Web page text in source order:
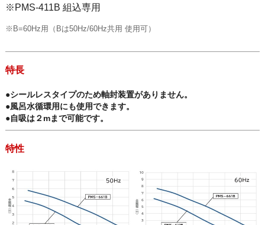
※PMS-411B 組込専用
※B=60Hz用（Bは50Hz/60Hz共用 使用可）
特長
●シールレスタイプのため軸封装置がありません。
●風呂水循環用にも使用できます。
●自吸は２mまで可能です。
特性